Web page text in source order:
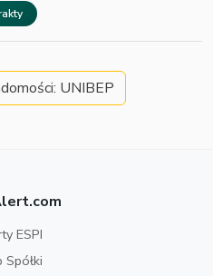
UNIBEP
ESPI
Spółki